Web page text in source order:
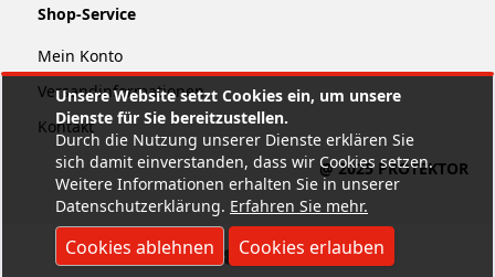
Unsere Website setzt Cookies ein, um unsere
Dienste für Sie bereitzustellen.
Durch die Nutzung unserer Dienste erklären Sie
sich damit einverstanden, dass wir Cookies setzen.
Weitere Informationen erhalten Sie in unserer
Datenschutzerklärung. Erfahren Sie mehr.
Cookies ablehnen Cookies erlauben
Shop-Service
Mein Konto
Versandinformationen
Kontakt
@ 2025 PROTEKTOR